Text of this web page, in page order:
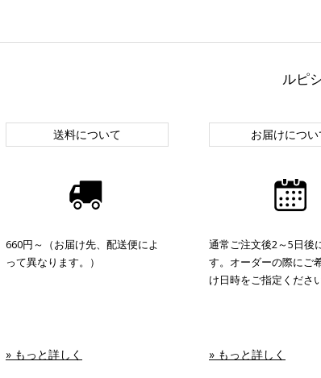
ルピ
送料について
660円～（お届け先、配送便によ
って異なります。）
» もっと詳しく
お届けについ
通常ご注文後2～5日後
す。オーダーの際にご
け日時をご指定ください
» もっと詳しく